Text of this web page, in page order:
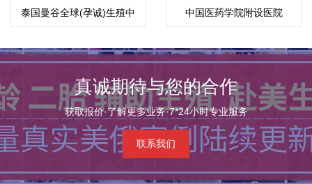
泰国曼谷全球(孕诚)生殖中
心
中国医药学院附设医院
真诚期待与您的合作
获取报价·了解更多业务·7*24小时专业服务
联系我们